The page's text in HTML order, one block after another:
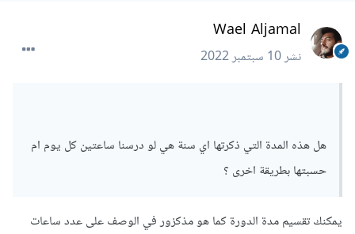
Wael Aljamal
نشر10 سبتمبر 2022
هل هذه المدة التي ذكرتها اي سنة هي لو درسنا ساعتين كل يوم ام
حسبتها بطريقة اخرى ؟
يمكنك تقسيم مدة الدورة كما هو مذكزور في الوصف على عدد ساعات